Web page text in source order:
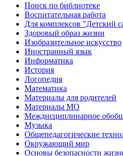
Поиск по библиотеке
Воспитательная работа
Для комплексов "Детский
Здоровый образ жизни
Изобразительное искусство
Иностранный язык
Информатика
История
Логопедия
Математика
Материалы для родителей
Материалы МО
Междисциплинарное
Музыка
Общепедагогические
Окружающий мир
Основы безопасности